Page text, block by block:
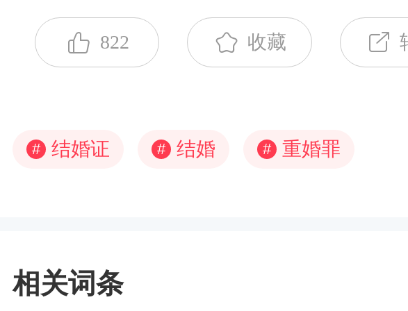
822 收藏
# 结婚证 # 结婚 # 重婚罪
相关词条